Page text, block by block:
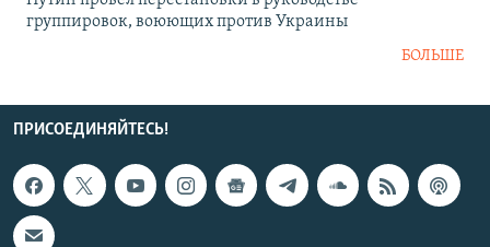
группировок, воюющих против Украины
БОЛЬШЕ
ПРИСОЕДИНЯЙТЕСЬ!